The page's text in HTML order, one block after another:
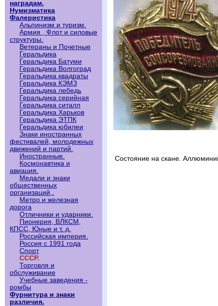
наградам.
Нумизматика
Фалеристика
Альпинизм и туризм.
Армия , Флот и силовые
структуры.
Ветераны и Почетные
Геральдика
Геральдика Батуми
Геральдика Волгоград
Геральдика квадраты
Геральдика КЭМЗ
Геральдика лебедь
Геральдика серийная
Геральдика ситалл
Геральдика Харьков
Геральдика ЭТПК
Геральдика юбилеи
Знаки иностранных
фестивалей, молодежных
движений и партий.
Иностранные.
Космонавтика и
авиация.
Медали и знаки
общественных
организаций,.
Метро и железная
дорога
Отличники и ударники.
Пионерия, ВЛКСМ,
КПСС, Юные и т. д.
Российская империя.
Россия с 1991 года
Спорт
СССР.
Торговля и
обслуживание
Учебные заведения -
ромбы
Фурнитура и знаки
различия.
Состояние на скане.